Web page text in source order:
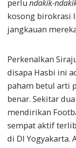
perlu ndakik-
kosong birokrasi
jangkauan
Perkenalkan
disapa Hasbi ini
paham betul arti
benar. Sekitar
mendirikan
sempat aktif
di DI Yogyakarta.